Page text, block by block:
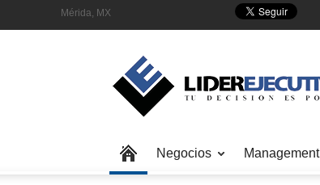
Mérida, MX
Negocios Management